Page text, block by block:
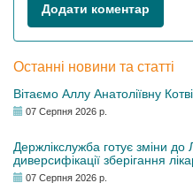
Додати коментар
Останні новини та статті
Вітаємо Аллу Анатоліївну
07 Серпня 2026 р.
Держлікслужба готує зміни до
диверсифікації зберігання
07 Серпня 2026 р.